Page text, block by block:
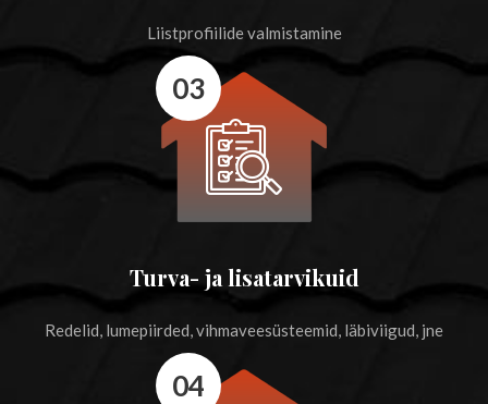
Liistprofiilide valmistamine
03
Turva- ja lisatarvikuid
Redelid, lumepiirded, vihmaveesüsteemid, läbiviigud, jne
04